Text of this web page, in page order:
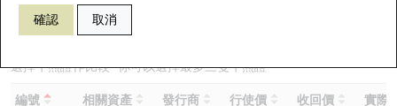
確認 取消
選擇牛熊證作比較 *你可以選擇最多三隻牛熊證
編號 相關資產 發行商 行使價 收回價 實際
認股證到期結算價查詢
認股證分析儀
正股牛熊證列表
新發行瑞銀牛熊證
資金流
街貨統計
國指成份股
科指成份股
認股證投資者教育
牛熊證投資者教育